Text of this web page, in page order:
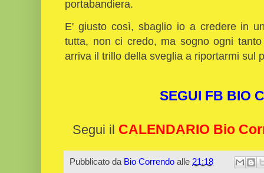
portabandiera.
E' giusto così, sbaglio io a credere in
tutta, non ci credo, ma sogno ogni
arriva il trillo della sveglia a riportarmi sul
SEGUI FB BIO
Segui il CALENDARIO Bio
Pubblicato da Bio Correndo alle 21:18